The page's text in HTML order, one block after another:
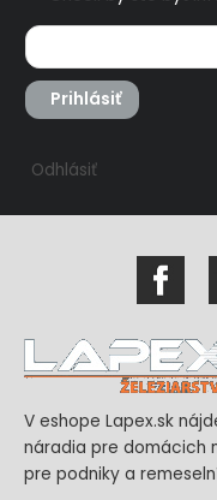
Prihlásiť
Odhlásiť
V eshope Lapex.sk
náradia pre domácich
pre podniky a